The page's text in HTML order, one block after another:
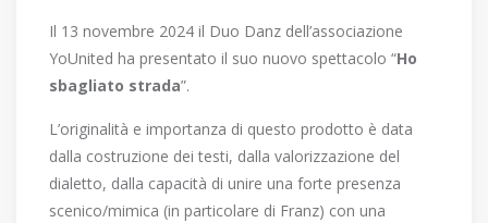
Il 13 novembre 2024 il Duo Danz dell’associazione
YoUnited ha presentato il suo nuovo spettacolo “Ho
sbagliato strada”.
L’originalità e importanza di questo prodotto è data
dalla costruzione dei testi, dalla valorizzazione del
dialetto, dalla capacità di unire una forte presenza
scenico/mimica (in particolare di Franz) con una